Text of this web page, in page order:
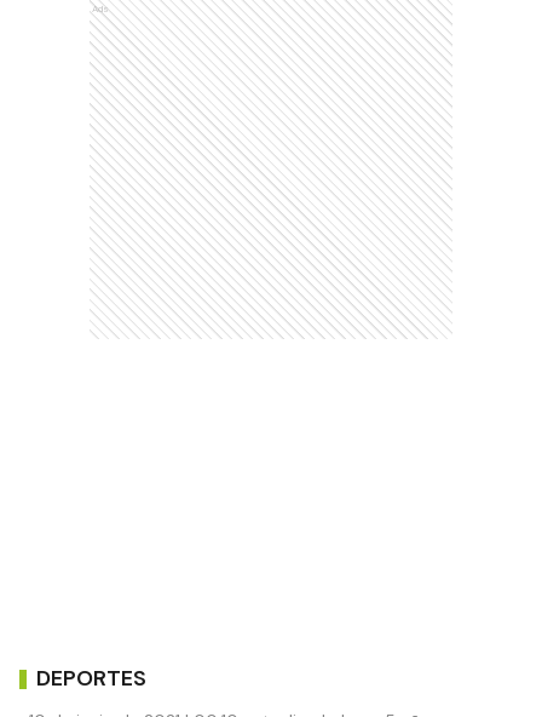
Ads
DEPORTES